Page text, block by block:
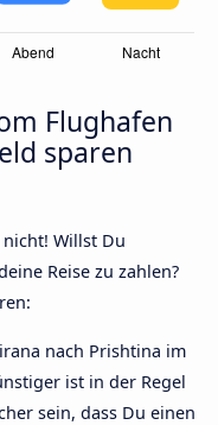
Flughafen
sparen
Willst Du
Reise zu zahlen?
nach Prishtina im
ist in der Regel
sein, dass Du einen